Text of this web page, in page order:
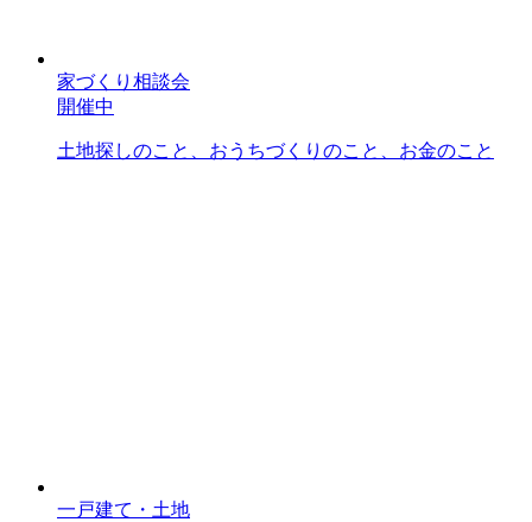
家づくり相談会
開催中
土地探しのこと、おうちづくりのこと、お金のこと
一戸建て・土地